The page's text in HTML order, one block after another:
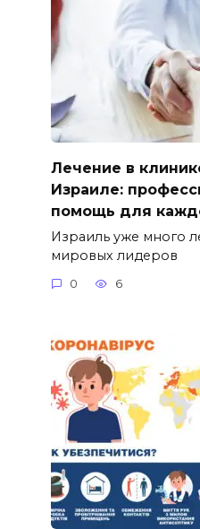
Лечение в
Израиле:
помощь для
Израиль уже много
мировых лидеров
0 6